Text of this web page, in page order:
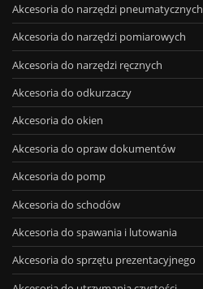
Akcesoria do narzędzi pneumatycznych
Akcesoria do narzędzi pomiarowych
Akcesoria do narzędzi ręcznych
Akcesoria do odkurzaczy
Akcesoria do okien
Akcesoria do opraw dokumentów
Akcesoria do pomp
Akcesoria do schodów
Akcesoria do spawania i lutowania
Akcesoria do sprzętu prezentacyjnego